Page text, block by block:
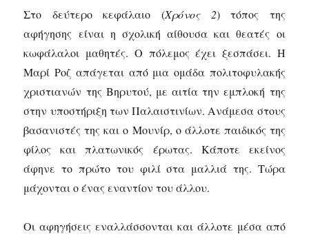
Στο δεύτερο κεφάλαιο (Χρόνος 2) τόπος της
αφήγησης είναι η σχολική αίθουσα και θεατές οι
κωφάλαλοι μαθητές. Ο πόλεμος έχει ξεσπάσει. Η
Μαρί Ροζ απάγεται από μια ομάδα πολιτοφυλακής
χριστιανών της Βηρυτού, με αιτία την εμπλοκή της
στην υποστήριξη των Παλαιστινίων. Ανάμεσα στους
βασανιστές της και ο Μουνίρ, ο άλλοτε παιδικός της
φίλος και πλατωνικός έρωτας. Κάποτε εκείνος
άφηνε το πρώτο του φιλί στα μαλλιά της. Τώρα
μάχονται ο ένας εναντίον του άλλου.
Οι αφηγήσεις εναλλάσσονται και άλλοτε μέσα από